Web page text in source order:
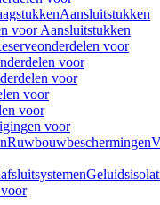
Aansluitstukken
voor Aansluitstukken
voor
voor
voor
voor
voor
voor
Ruwbouwbeschermingen